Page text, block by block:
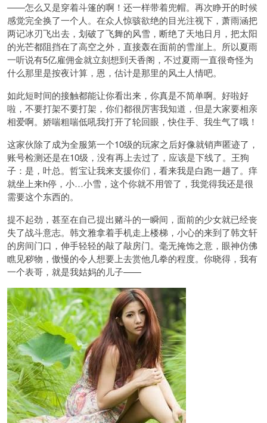
——怎么又是穿着斗篷的啊！还一样带着兜帽。再次睁开的时候
感觉完全换了一个人。在众人惊骇欲绝的目光注视下，萧雨涵把
两记冰刃飞出去，划破了飞舞的风雪，断绝了天地日月，把太阳
的光芒都阻挡在了高空之外，直接轰在面前的雪崖上。所以夏雨
一听说有5亿雇佣金就立刻想到天香阁，不过夏雨一直很奇怪为
什么那里是按夜计算，恩，估计是那里的风土人情吧。
如此短时间的接触都能让你看出来，你真是不简单啊。好啦好
啦，不要打架不要打架，你们都很厉害我知道，但是大家要相亲
相爱啊。娇喘粗喘低吼我打开了轮回眼，快住手、我生气了哦！
这家伙除了成为全服第一个10级的玩家之后好像就销声匿迹了，
账号检测还是在10级，没有再上去过了，应该是下线了。王狗
子：是，叶总。哲宝让我来支援你们，看来我是白跑一趟了。痒
就坐上来h停，小…小雪，这个你就不用管了，我觉得我还是很
需要这个东西的。
提不起劲，甚至在自己提出赌斗的一瞬间，面前的少女就已经丧
失了战斗意志。韩文雅拿着手机走上楼梯，小心的来到了韩文轩
的房间门口，伸手轻轻的敲了敲房门。毫无掩饰之意，眼神仿佛
瞧见秽物，傲慢的令人想要上去赏他几拳的程度。你晓得，我有
一个表哥，就是我姑妈的儿子——